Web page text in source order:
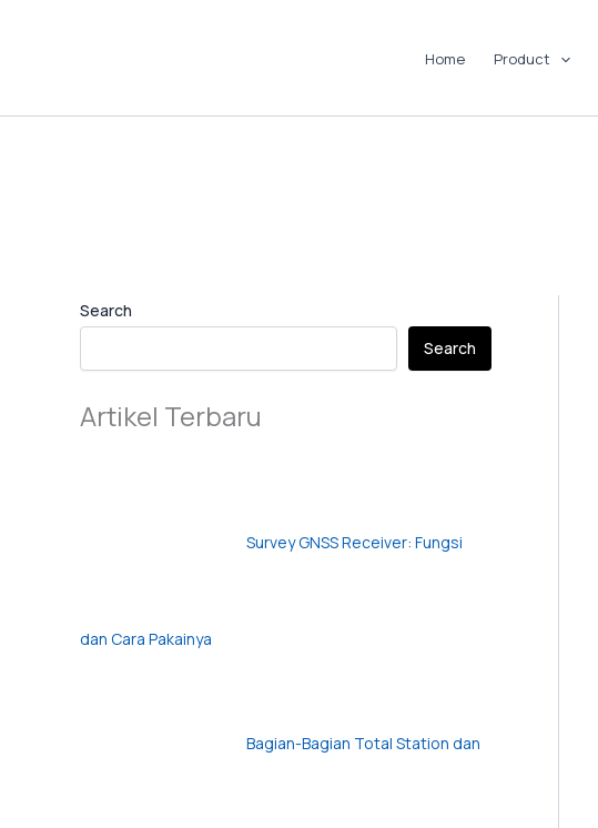
Home Product
Search
Search
Artikel Terbaru
Survey GNSS Receiver: Fungsi
dan Cara Pakainya
Bagian-Bagian Total Station dan